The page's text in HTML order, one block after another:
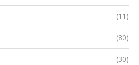
(11)
(80)
(30)